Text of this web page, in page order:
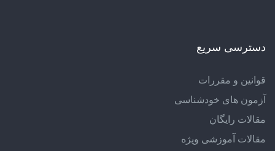
دسترسی سریع
قوانین و مقررات
آزمون های خودشناسی
مقالات رایگان
مقالات آموزشی ویژه